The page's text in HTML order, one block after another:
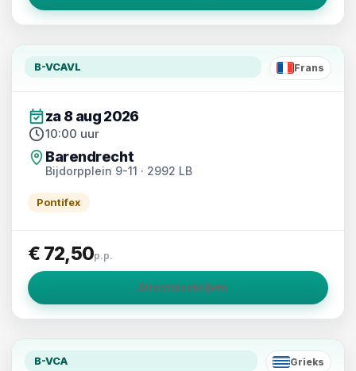
B-VCAVL
FR
Frans
za 8 aug 2026
10:00 uur
Barendrecht
Bijdorpplein 9-11 · 2992 LB
Pontifex
€ 72,50p.p.
→ Direct inschrijven
B-VCA
EL
Grieks